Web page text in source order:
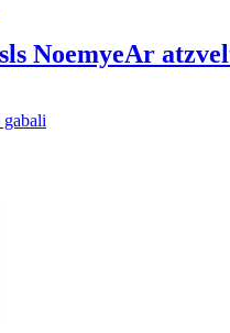
NoemyeAr
gabali